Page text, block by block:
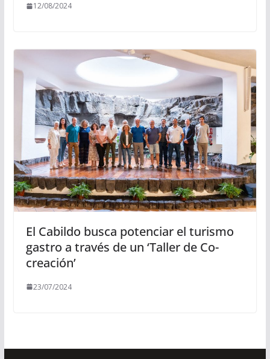
12/08/2024
El Cabildo busca potenciar el turismo
gastro a través de un ‘Taller de Co-
creación’
23/07/2024